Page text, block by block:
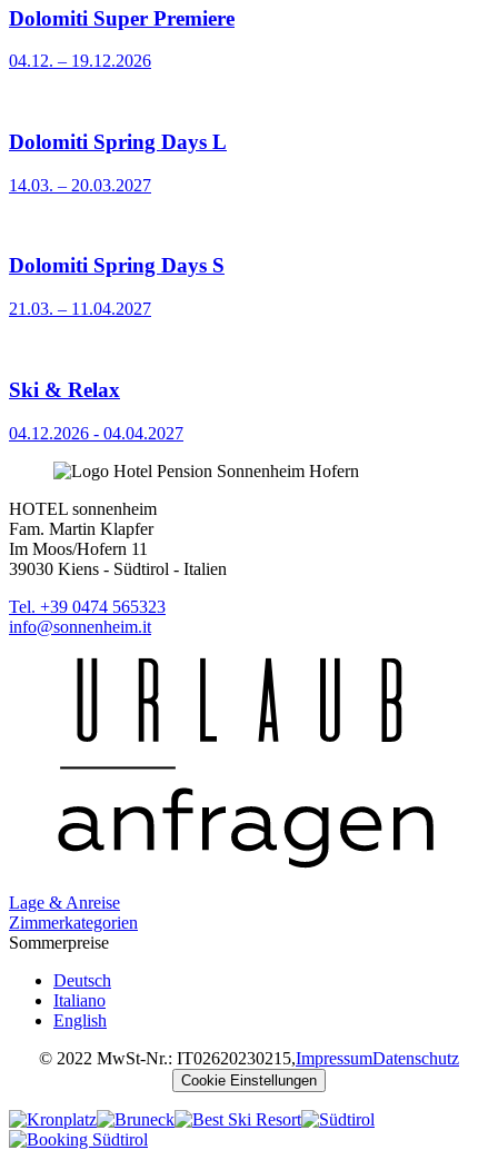
Dolomiti Super Premiere
04.12. – 19.12.2026
Dolomiti Spring Days L
14.03. – 20.03.2027
Dolomiti Spring Days S
21.03. – 11.04.2027
Ski & Relax
04.12.2026 - 04.04.2027
HOTEL sonnenheim
Fam. Martin Klapfer
Im Moos/Hofern 11
39030 Kiens - Südtirol - Italien
Tel. +39 0474 565323
info@sonnenheim.it
Lage & Anreise
Zimmerkategorien
Sommerpreise
Deutsch
Italiano
English
© 2022 MwSt-Nr.: IT02620230215,ImpressumDatenschutz
Cookie Einstellungen